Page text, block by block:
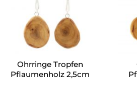
Ohrringe Tropfen
Pflaumenholz 2,5cm